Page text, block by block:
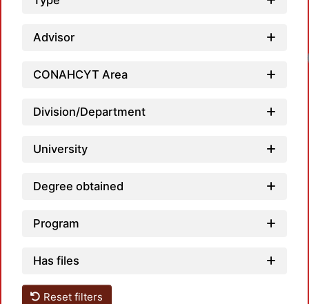
Advisor
CONAHCYT Area
Division/Department
University
Degree obtained
Program
Has files
Reset filters